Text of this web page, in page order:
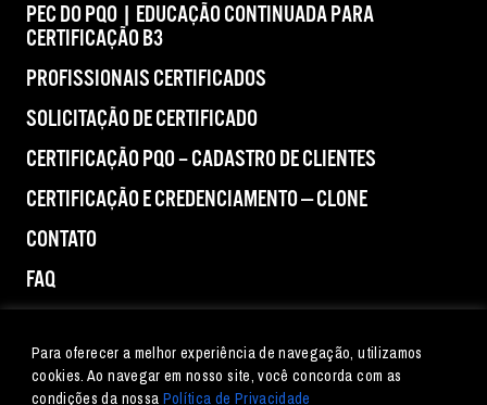
Para oferecer a melhor experiência de navegação, utilizamos
cookies. Ao navegar em nosso site, você concorda com as
condições da nossa Política de Privacidade
PEC DO PQO | EDUCAÇÃO CONTINUADA PARA
CERTIFICAÇÃO B3
PROFISSIONAIS CERTIFICADOS
SOLICITAÇÃO DE CERTIFICADO
CERTIFICAÇÃO PQO – CADASTRO DE CLIENTES
CERTIFICAÇÃO E CREDENCIAMENTO — CLONE
CONTATO
FAQ